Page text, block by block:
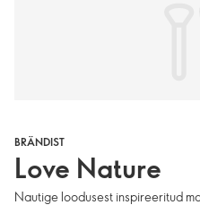
BRÄNDIST
Love Nature
Nautige loodusest inspireeritud